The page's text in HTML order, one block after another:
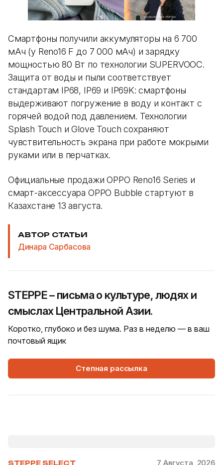
Смартфоны получили аккумуляторы на 6 700
мАч (у Reno16 F до 7 000 мАч) и зарядку
мощностью 80 Вт по технологии SUPERVOOC.
Защита от воды и пыли соответствует
стандартам IP68, IP69 и IP69K: смартфоны
выдерживают погружение в воду и контакт с
горячей водой под давлением. Технологии
Splash Touch и Glove Touch сохраняют
чувствительность экрана при работе мокрыми
руками или в перчатках.
Официальные продажи OPPO Reno16 Series и
смарт-аксессуара OPPO Bubble стартуют в
Казахстане 13 августа.
АВТОР СТАТЬИ
Динара Сарбасова
STEPPE – письма о культуре, людях и
смыслах Центральной Азии.
Коротко, глубоко и без шума. Раз в неделю — в ваш
почтовый ящик
Степная рассылка